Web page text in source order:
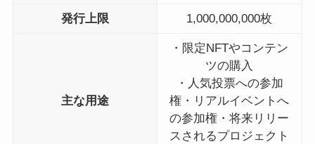
発行上限 1,000,000,000枚
主な用途
・限定NFTやコンテン
ツの購入
・人気投票への参加
権・リアルイベントへ
の参加権・将来リリー
スされるプロジェクト